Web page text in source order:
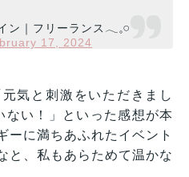
ン｜フリーランス𓂃𓈒𓏸
17, 2024
気と刺激をいただきまし
ない！」といった感想が本
ーに満ちあふれたイベント
と、私もあらためて温かな